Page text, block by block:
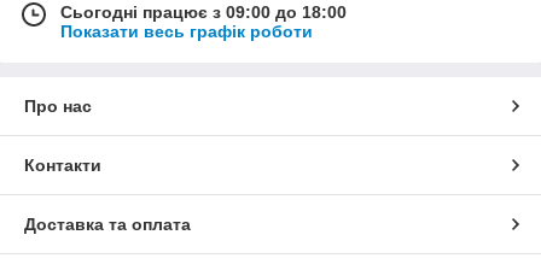
Сьогодні працює з 09:00 до 18:00
Показати весь графік роботи
Про нас
Контакти
Доставка та оплата